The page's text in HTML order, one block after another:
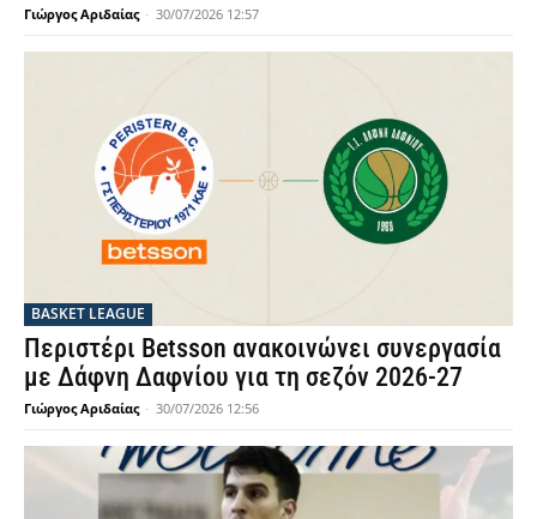
Γιώργος Αριδαίας - 30/07/2026 12:57
BASKET LEAGUE
Περιστέρι Betsson ανακοινώνει συνεργασία
με Δάφνη Δαφνίου για τη σεζόν 2026-27
Γιώργος Αριδαίας - 30/07/2026 12:56